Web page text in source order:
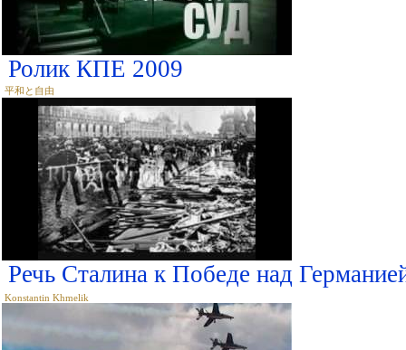
Ролик КПЕ 2009
平和と自由
Речь Сталина к Победе над
Konstantin Khmelik